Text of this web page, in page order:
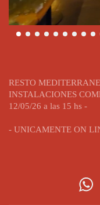
RESTO
INSTALACIONES
12/05/26 a las 15 hs -
- UNICAMENTE ON